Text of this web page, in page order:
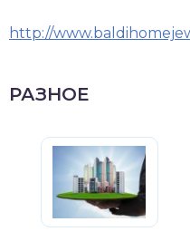
http://
РАЗНОЕ